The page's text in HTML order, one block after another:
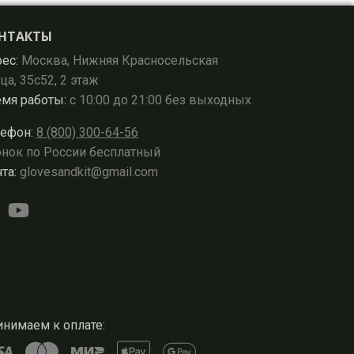
Москва, Нижняя Красносельская
35с52, 2 этаж
работы: с 10:00 до 21:00 без выходных
8 (800) 300-64-56
по России бесплатный
glovesandkit@gmail.com
к оплате: